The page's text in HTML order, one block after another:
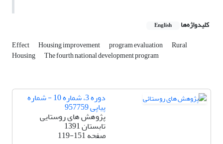
کلیدواژه‌ها English
Effect Housing improvement program evaluation Rural
Housing The fourth national development program
دوره 3، شماره 10 - شماره
پیاپی 957759
پژوهش های روستایی
تابستان 1391
صفحه119-151